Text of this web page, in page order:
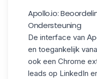
Apollo.io:
Ondersteuning
De interface van
en toegankelijk
ook een Chrome
leads op LinkedIn